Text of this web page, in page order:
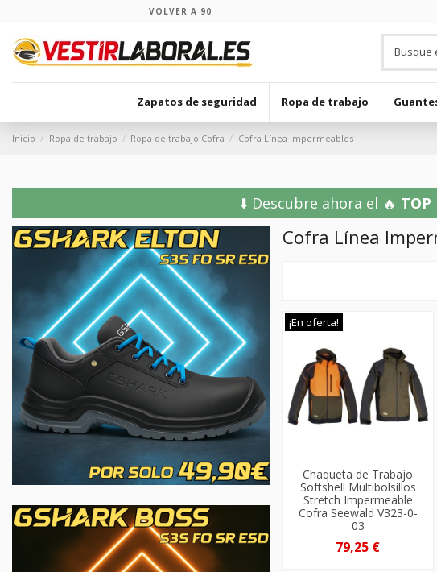
VOLVER A 90
Zapatos de seguridad Ropa de trabajo
Inicio Ropa de trabajo Ropa de trabajo Cofra Cofra Línea Impermeables
⬇️ Descubre ahora el 🔥 TOP
Cofra Línea
¡En oferta!
Chaqueta de Trabajo
Softshell Multibolsillos
Stretch Impermeable
Cofra Seewald V323-0-
03
79,25 €